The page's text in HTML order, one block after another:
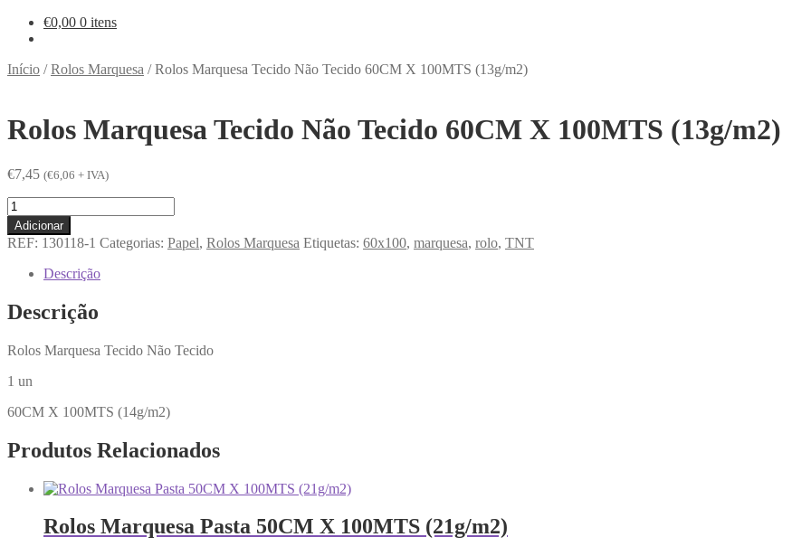
€0,00 0 itens
Início /Rolos Marquesa /Rolos Marquesa Tecido Não Tecido 60CM X 100MTS (13g/m2)
Rolos Marquesa Tecido Não Tecido 60CM X 100MTS (13g/m2)
€7,45 (€6,06 + IVA)
Quantidade
de
Rolos
Marquesa
Tecido
Tecido
60CM
100MTS
Adicionar
REF: 130118-1 Categorias: Papel, Rolos Marquesa Etiquetas: 60x100, marquesa, rolo, TNT
Descrição
Descrição
Rolos Marquesa Tecido Não Tecido
1 un
60CM X 100MTS (14g/m2)
Produtos Relacionados
Rolos Marquesa Pasta 50CM X 100MTS (21g/m2)